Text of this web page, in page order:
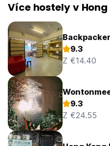
Více hostely v Hong
9.3
Z €14.40
9.3
Z €24.55